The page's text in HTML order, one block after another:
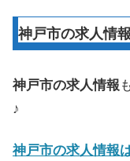
神戸市の求人情
神戸市の求人情報
♪
神戸市の求人情報